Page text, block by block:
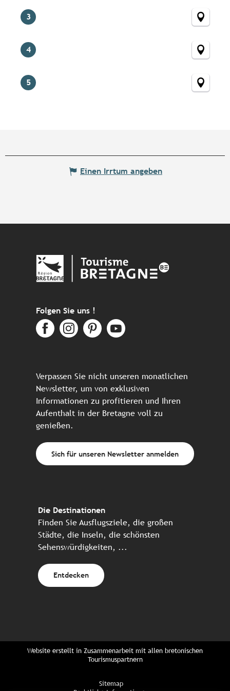
3
4
5
Einen Irrtum angeben
Folgen Sie uns !
Verpassen Sie nicht unseren monatlichen
Newsletter, um von exklusiven
Informationen zu profitieren und Ihren
Aufenthalt in der Bretagne voll zu
genießen.
Sich für unseren Newsletter anmelden
Die Destinationen
Finden Sie Ausflugsziele, die großen
Städte, die Inseln, die schönsten
Sehenswürdigkeiten, ...
Entdecken
Website erstellt in Zusammenarbeit mit allen bretonischen
Tourismuspartnern
Sitemap